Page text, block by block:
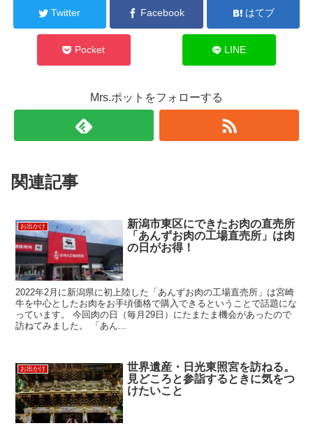
Twitter Facebook はてブ
Pocket LINE
Mrs.ポットをフォローする
関連記事
お出かけ
新潟市東区にできたお肉の直売所
「あんずお肉の工場直売所」は肉
の日がお得！
2022年2月に新潟県に初上陸した「あんずお肉の工場直売所」は宮崎
牛を中心としたお肉をお手頃価格で購入できるということで話題にな
っています。 今回肉の日（毎月29日）にたまたま機会があったので
訪ねてみました。 「あん...
お出かけ
世界遺産・日光東照宮を訪ねる。
見どころと参詣するときに気をつ
けたいこと